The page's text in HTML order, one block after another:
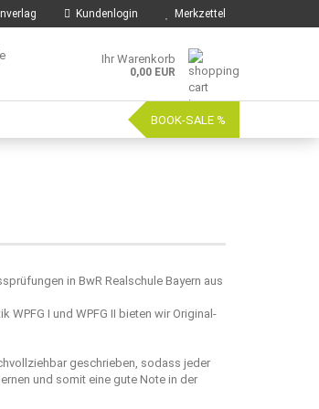
Kundenlogin Merkzettel
Ihr Warenkorb
0,00 EUR
BOOK-SALE %
in BwR Realschule Bayern aus
I und WPFG II bieten wir Original-
geschrieben, sodass jeder
und somit eine gute Note in der